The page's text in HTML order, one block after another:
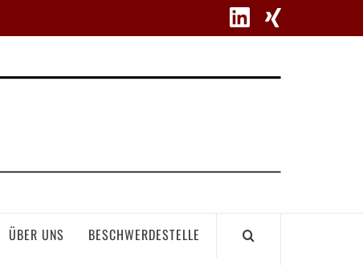
ÜBER UNS BESCHWERDESTELLE